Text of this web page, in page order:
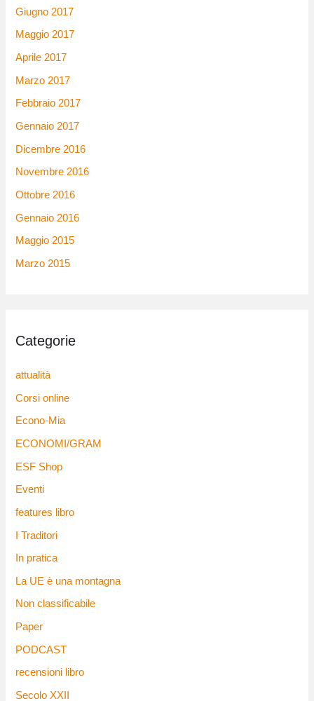
Giugno 2017
Maggio 2017
Aprile 2017
Marzo 2017
Febbraio 2017
Gennaio 2017
Dicembre 2016
Novembre 2016
Ottobre 2016
Gennaio 2016
Maggio 2015
Marzo 2015
Categorie
attualità
Corsi online
Econo-Mia
ECONOMI/GRAM
ESF Shop
Eventi
features libro
I Traditori
In pratica
La UE è una montagna
Non classificabile
Paper
PODCAST
recensioni libro
Secolo XXII